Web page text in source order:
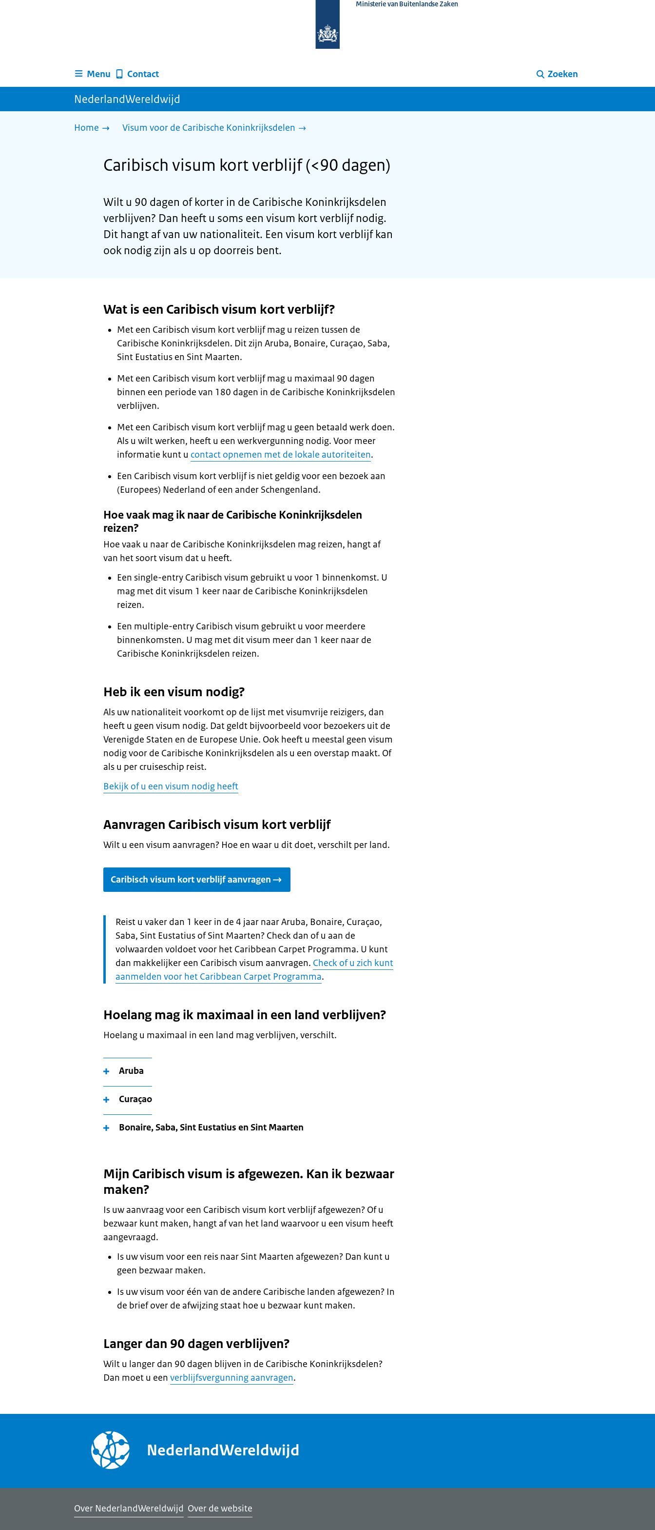
homepage
Ministerie van Buitenlandse Zaken
Menu Contact Zoeken
NederlandWereldwijd
Home Visum voor de Caribische Koninkrijksdelen
Caribisch visum kort verblijf (<90 dagen)
Wilt u 90 dagen of korter in de Caribische Koninkrijksdelen
verblijven? Dan heeft u soms een visum kort verblijf nodig.
Dit hangt af van uw nationaliteit. Een visum kort verblijf kan
ook nodig zijn als u op doorreis bent.
Wat is een Caribisch visum kort verblijf?
Met een Caribisch visum kort verblijf mag u reizen tussen de
Caribische Koninkrijksdelen. Dit zijn Aruba, Bonaire, Curaçao, Saba,
Sint Eustatius en Sint Maarten.
Met een Caribisch visum kort verblijf mag u maximaal 90 dagen
binnen een periode van 180 dagen in de Caribische Koninkrijksdelen
verblijven.
Met een Caribisch visum kort verblijf mag u geen betaald werk doen.
Als u wilt werken, heeft u een werkvergunning nodig. Voor meer
informatie kunt u contact opnemen met de lokale autoriteiten.
Een Caribisch visum kort verblijf is niet geldig voor een bezoek aan
(Europees) Nederland of een ander Schengenland.
Hoe vaak mag ik naar de Caribische Koninkrijksdelen
reizen?
Hoe vaak u naar de Caribische Koninkrijksdelen mag reizen, hangt af
van het soort visum dat u heeft.
Een single-entry Caribisch visum gebruikt u voor 1 binnenkomst. U
mag met dit visum 1 keer naar de Caribische Koninkrijksdelen
reizen.
Een multiple-entry Caribisch visum gebruikt u voor meerdere
binnenkomsten. U mag met dit visum meer dan 1 keer naar de
Caribische Koninkrijksdelen reizen.
Heb ik een visum nodig?
Als uw nationaliteit voorkomt op de lijst met visumvrije reizigers, dan
heeft u geen visum nodig. Dat geldt bijvoorbeeld voor bezoekers uit de
Verenigde Staten en de Europese Unie. Ook heeft u meestal geen visum
nodig voor de Caribische Koninkrijksdelen als u een overstap maakt. Of
als u per cruiseschip reist.
Bekijk of u een visum nodig heeft
Aanvragen Caribisch visum kort verblijf
Wilt u een visum aanvragen? Hoe en waar u dit doet, verschilt per land.
Caribisch visum kort verblijf aanvragen
Let
op:
Reist u vaker dan 1 keer in de 4 jaar naar Aruba, Bonaire, Curaçao,
Saba, Sint Eustatius of Sint Maarten? Check dan of u aan de
volwaarden voldoet voor het Caribbean Carpet Programma. U kunt
dan makkelijker een Caribisch visum aanvragen. Check of u zich kunt
aanmelden voor het Caribbean Carpet Programma.
Hoelang mag ik maximaal in een land verblijven?
Hoelang u maximaal in een land mag verblijven, verschilt.
Aruba
Curaçao
Bonaire, Saba, Sint Eustatius en Sint Maarten
Mijn Caribisch visum is afgewezen. Kan ik bezwaar
maken?
Is uw aanvraag voor een Caribisch visum kort verblijf afgewezen? Of u
bezwaar kunt maken, hangt af van het land waarvoor u een visum heeft
aangevraagd.
Is uw visum voor een reis naar Sint Maarten afgewezen? Dan kunt u
geen bezwaar maken.
Is uw visum voor één van de andere Caribische landen afgewezen? In
de brief over de afwijzing staat hoe u bezwaar kunt maken.
Langer dan 90 dagen verblijven?
Wilt u langer dan 90 dagen blijven in de Caribische Koninkrijksdelen?
Dan moet u een verblijfsvergunning aanvragen.
NederlandWereldwijd
Over NederlandWereldwijd Over de website